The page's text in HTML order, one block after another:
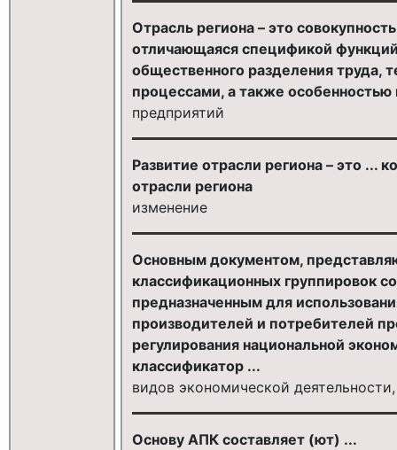
Отрасль региона – это
отличающаяся спецификой
общественного разделения труда,
процессами, а также особенностью
предприятий
Развитие отрасли региона – это ...
отрасли региона
изменение
Основным документом,
классификационных группировок
предназначенным для
производителей и потребителей
регулирования национальной
классификатор ...
видов экономической
Основу АПК составляет (ют) ...